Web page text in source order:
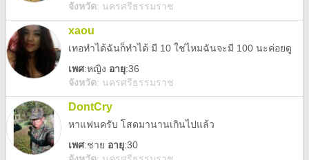
จังหวัด: นครศรีธรรมราช
xaou
เทอทำได้ฉันก็ทำได้ มี 10 ใช่ไหมฉันจะมี 100 นะค่อยดู
เพศ:หญิง อายุ:36
จังหวัด: นครศรีธรรมราช
DontCry
หาแฟนครับ โสดมานานเกินไปแล้ว
เพศ:ชาย อายุ:30